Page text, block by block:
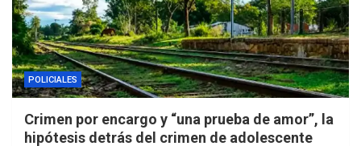
POLICIALES
Crimen por encargo y “una prueba de amor”, la
hipótesis detrás del crimen de adolescente